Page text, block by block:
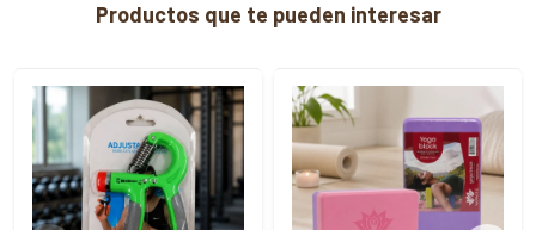
Productos que te pueden interesar